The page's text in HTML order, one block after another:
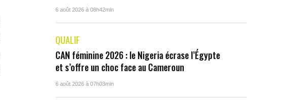
6 août 2026 à 08h42min
QUALIF
CAN féminine 2026 : le Nigeria écrase l’Égypte
et s’offre un choc face au Cameroun
6 août 2026 à 07h03min